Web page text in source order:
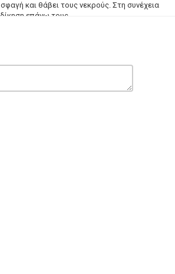
και θάβει τους νεκρούς. Στη συνέχεια
επάνω τους. ...